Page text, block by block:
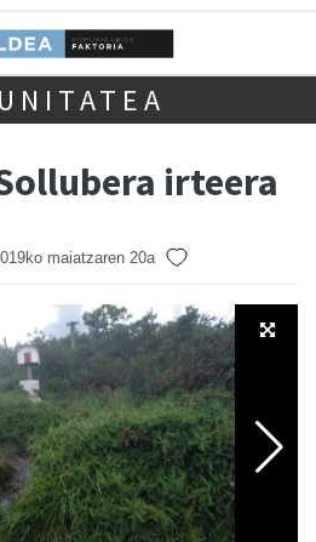
irteera
maiatzaren 20a